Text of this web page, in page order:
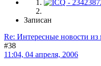
Записан
Re: Интересные новости из
#38
11:04, 04 апреля, 2006